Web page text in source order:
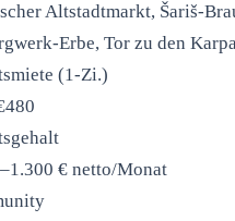
Altstadtmarkt, Šariš-
Erbe, Tor zu den
(1-Zi.)
€ netto/Monat